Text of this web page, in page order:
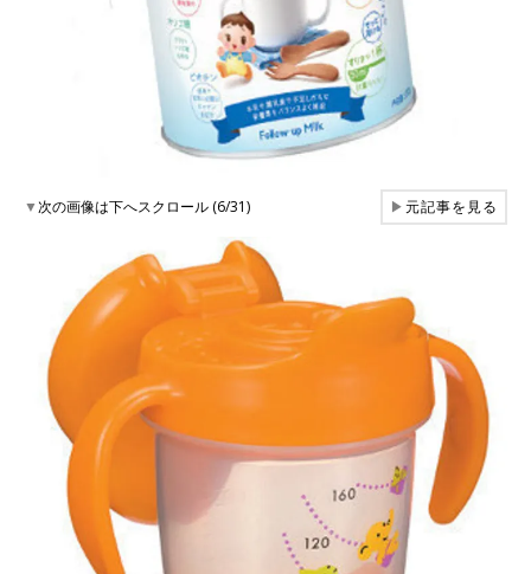
▼次の画像は下へスクロール (6/31) ▶元記事を見る